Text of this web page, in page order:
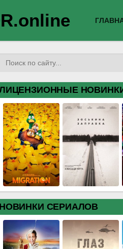
НОВИНКИ СЕРИАЛОВ